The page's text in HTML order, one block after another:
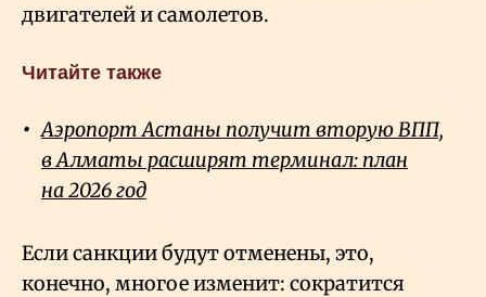
двигателей и самолетов.
Читайте также
Аэропорт Астаны получит вторую ВПП,
в Алматы расширят терминал: план
на 2026 год
Если санкции будут отменены, это,
конечно, многое изменит: сократится